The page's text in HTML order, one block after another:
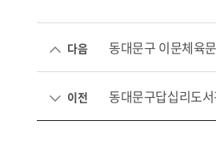
다음 동대문구 이문체육
이전 동대문구답십리도